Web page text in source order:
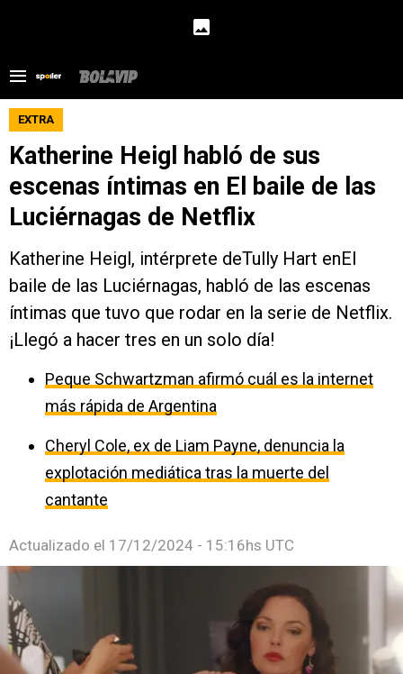
EXTRA
Katherine Heigl habló de sus
escenas íntimas en El baile de las
Luciérnagas de Netflix
Katherine Heigl, intérprete deTully Hart enEl
baile de las Luciérnagas, habló de las escenas
íntimas que tuvo que rodar en la serie de Netflix.
¡Llegó a hacer tres en un solo día!
Peque Schwartzman afirmó cuál es la internet
más rápida de Argentina
Cheryl Cole, ex de Liam Payne, denuncia la
explotación mediática tras la muerte del
cantante
Actualizado el 17/12/2024 - 15:16hs UTC